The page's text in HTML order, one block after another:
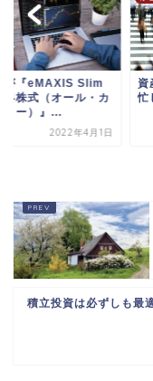
が『eMAXIS Slim
界株式（オール・カ
リー）』...
2022年4月1日
資
忙
積立投資は必ずしも最